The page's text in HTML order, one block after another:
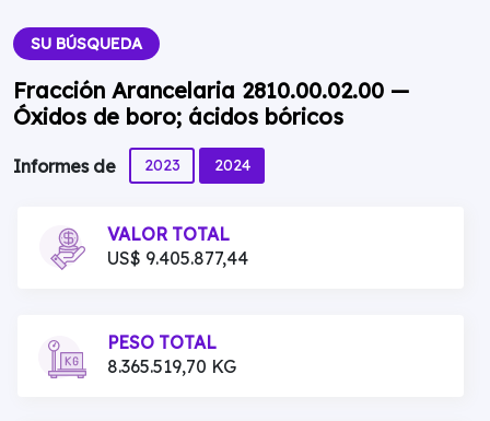
SU BÚSQUEDA
Fracción Arancelaria 2810.00.02.00 —
Óxidos de boro; ácidos bóricos
Informes de 2023 2024
VALOR TOTAL
US$ 9.405.877,44
PESO TOTAL
8.365.519,70 KG